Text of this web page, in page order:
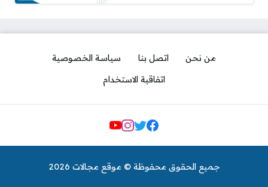
من نحن اتصل بنا
سياسة الخصوصية
اتفاقية الاستخدام
مواقع التواصل
جميع الحقوق محفوظة © موقع مجالات 2026